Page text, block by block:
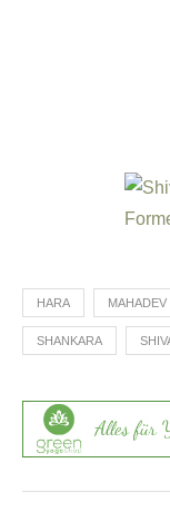
HARA MAHADEV
SHANKARA